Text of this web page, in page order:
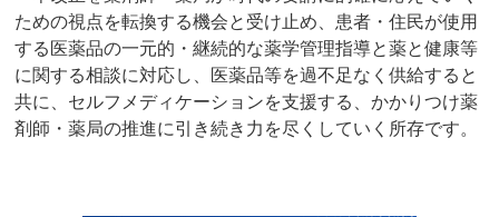
ための視点を転換する機会と受け止め、患者・住民が使用
する医薬品の一元的・継続的な薬学管理指導と薬と健康等
に関する相談に対応し、医薬品等を過不足なく供給すると
共に、セルフメディケーションを支援する、かかりつけ薬
剤師・薬局の推進に引き続き力を尽くしていく所存です。